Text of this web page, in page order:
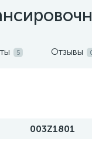
5 Отзывы
003Z1801